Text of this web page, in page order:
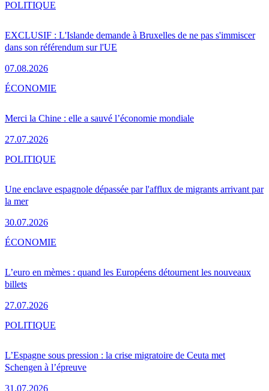
EXCLUSIF : L'Islande demande à Bruxelles de ne pas s'immiscer
dans son référendum sur l'UE
07.08.2026
POLITIQUE
Merci la Chine : elle a sauvé l’économie mondiale
27.07.2026
ÉCONOMIE
Une enclave espagnole dépassée par l'afflux de migrants arrivant par
la mer
30.07.2026
POLITIQUE
L’euro en mèmes : quand les Européens détournent les nouveaux
billets
27.07.2026
ÉCONOMIE
L’Espagne sous pression : la crise migratoire de Ceuta met
Schengen à l’épreuve
31.07.2026
POLITIQUE